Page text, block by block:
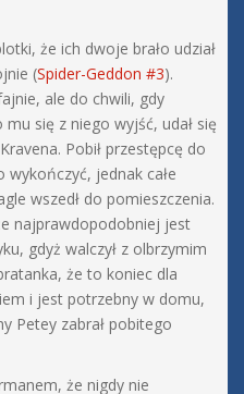
że ich dwoje brało udział
(Spider-Geddon #3).
ale do chwili, gdy
mu się z niego wyjść, udał się
Pobił przestępcę do
jednak całe
wszedł do pomieszczenia.
najprawdopodobniej jest
gdyż walczył z olbrzymim
że to koniec dla
i jest potrzebny w domu,
Petey zabrał pobitego
że nigdy nie